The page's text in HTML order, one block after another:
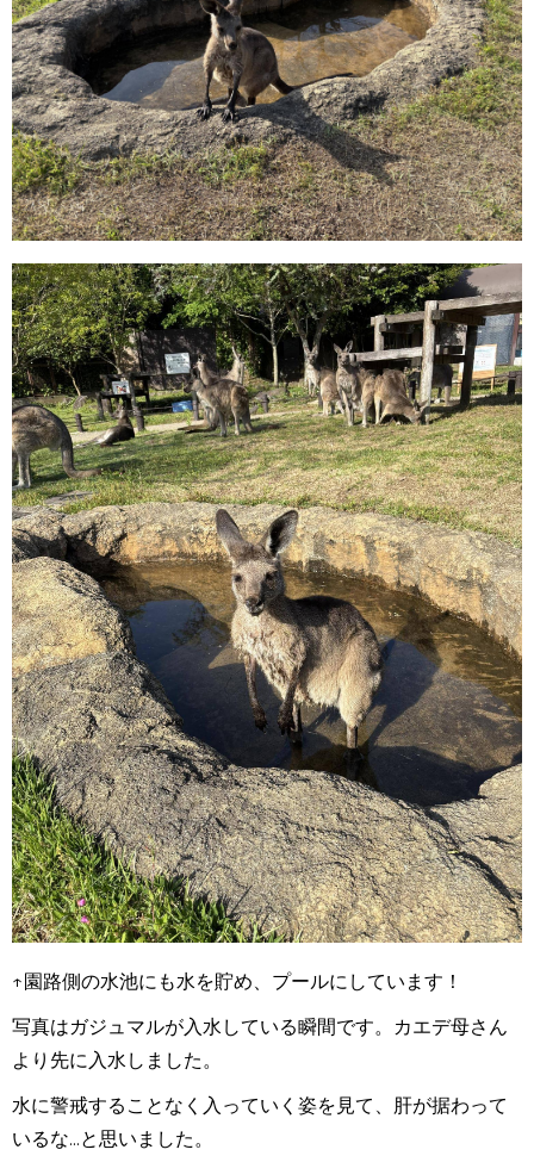
↑園路側の水池にも水を貯め、プールにしています！
写真はガジュマルが入水している瞬間です。カエデ母さん
より先に入水しました。
水に警戒することなく入っていく姿を見て、肝が据わって
いるな...と思いました。